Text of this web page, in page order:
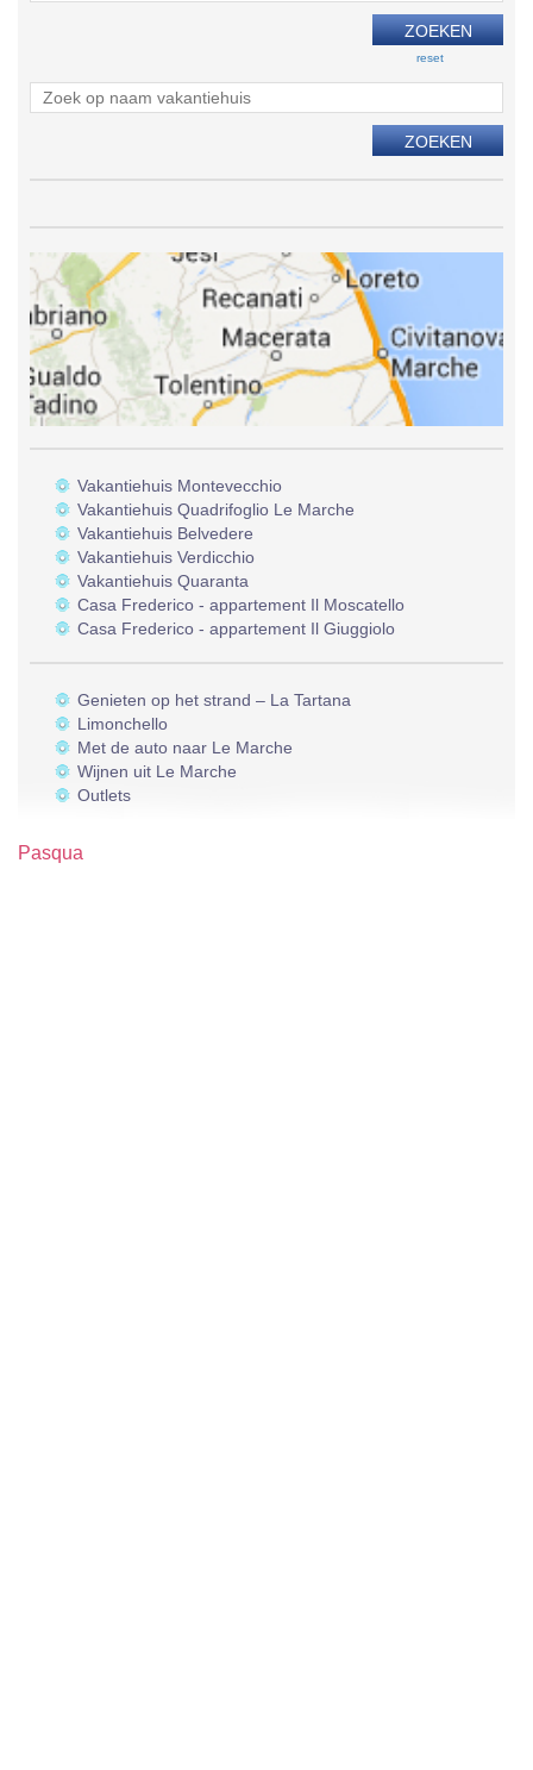
reset
Vakantiehuis Montevecchio
Vakantiehuis Quadrifoglio Le Marche
Vakantiehuis Belvedere
Vakantiehuis Verdicchio
Vakantiehuis Quaranta
Casa Frederico - appartement Il Moscatello
Casa Frederico - appartement Il Giuggiolo
Genieten op het strand – La Tartana
Limonchello
Met de auto naar Le Marche
Wijnen uit Le Marche
Outlets
Pasqua